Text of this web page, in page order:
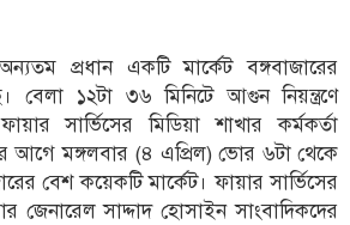
প্রধান একটি মার্কেট বঙ্গবাজারের
বেলা ১২টা ৩৬ মিনিটে আগুন নিয়ন্ত্রণে
সার্ভিসের মিডিয়া শাখার কর্মকর্তা
আগে মঙ্গলবার (৪ এপ্রিল) ভোর ৬টা থেকে
বেশ কয়েকটি মার্কেট। ফায়ার সার্ভিসের
জেনারেল সাদ্দাদ হোসাইন সাংবাদিকদের